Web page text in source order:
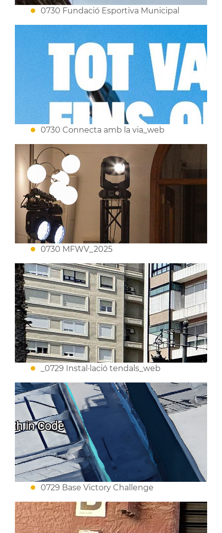
0730 Fundació Esportiva Municipal
0730 Connecta amb la via_web
0730 MFWV_2025
_0729 Instal·lació tendals_web
0729 Base Victory Challenge